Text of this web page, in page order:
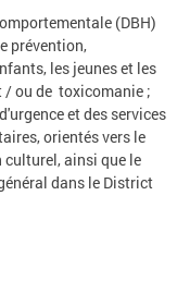
(DBH)
prévention,
les jeunes et les
ou de toxicomanie ;
et des services
orientés vers le
ainsi que le
dans le District